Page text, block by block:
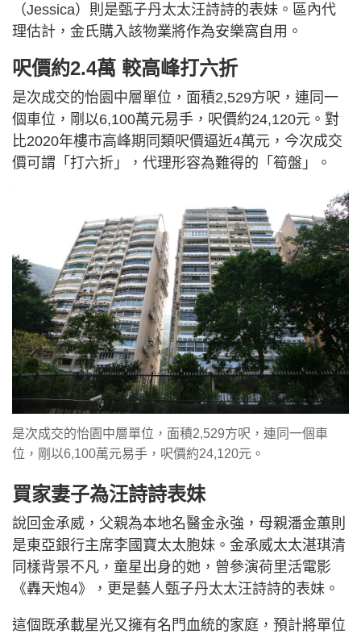
（Jessica）則是甄子丹太太汪詩詩的表妹。區內代
理估計，金氏購入該物業將作為安樂窩自用。
呎價約2.4萬 較高峰打六折
是次成交的怡園中層單位，面積2,529方呎，連同一
個車位，剛以6,100萬元易手，呎價約24,120元。對
比2020年樓市高峰期同類呎價逼近4萬元，今次成交
價可謂「打六折」，代理形容為難得的「筍盤」。
是次成交的怡園中層單位，面積2,529方呎，連同一個車
位，剛以6,100萬元易手，呎價約24,120元。
買家妻子為汪詩詩表妹
說回金承威，父親為本地名醫金永強，母親潘金蕙則
是東亞銀行主席李國寶太太胞妹。金承威太太湛琪清
同樣背景不凡，童星出身的她，曾參演荷里活電影
《轟天炮4》，更是藝人甄子丹太太汪詩詩的表妹。
這個既承載星光又擁有名門血統的家庭，預計將單位